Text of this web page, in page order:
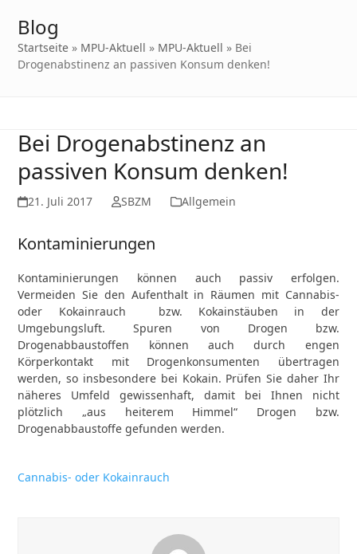
Blog
Startseite » MPU-Aktuell » MPU-Aktuell » Bei
Drogenabstinenz an passiven Konsum denken!
Bei Drogenabstinenz an
passiven Konsum denken!
21. Juli 2017 SBZM Allgemein
Kontaminierungen
Kontaminierungen können auch passiv erfolgen.
Vermeiden Sie den Aufenthalt in Räumen mit Cannabis-
oder Kokainrauch bzw. Kokainstäuben in der
Umgebungsluft. Spuren von Drogen bzw.
Drogenabbaustoffen können auch durch engen
Körperkontakt mit Drogenkonsumenten übertragen
werden, so insbesondere bei Kokain. Prüfen Sie daher Ihr
näheres Umfeld gewissenhaft, damit bei Ihnen nicht
plötzlich „aus heiterem Himmel“ Drogen bzw.
Drogenabbaustoffe gefunden werden.
Cannabis- oder Kokainrauch